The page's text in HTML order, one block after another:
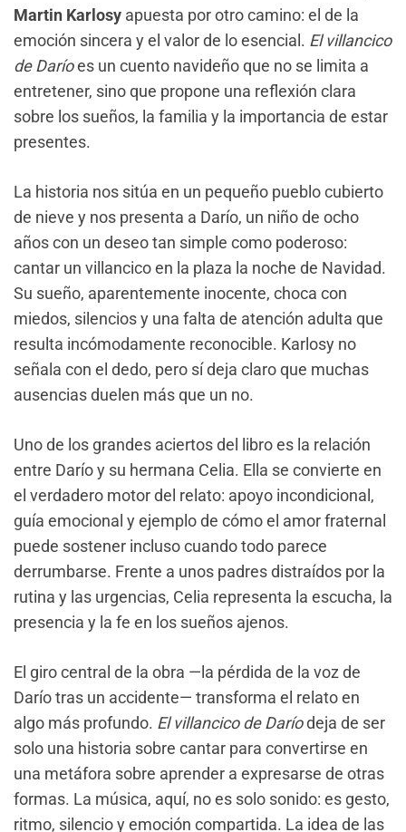
Martin Karlosy apuesta por otro camino: el de la
emoción sincera y el valor de lo esencial. El villancico
de Daríoes un cuento navideño que no se limita a
entretener, sino que propone una reflexión clara
sobre los sueños, la familia y la importancia de estar
presentes.
La historia nos sitúa en un pequeño pueblo cubierto
de nieve y nos presenta a Darío, un niño de ocho
años con un deseo tan simple como poderoso:
cantar un villancico en la plaza la noche de Navidad.
Su sueño, aparentemente inocente, choca con
miedos, silencios y una falta de atención adulta que
resulta incómodamente reconocible. Karlosy no
señala con el dedo, pero sí deja claro que muchas
ausencias duelen más que un no.
Uno de los grandes aciertos del libro es la relación
entre Darío y su hermana Celia. Ella se convierte en
el verdadero motor del relato: apoyo incondicional,
guía emocional y ejemplo de cómo el amor fraternal
puede sostener incluso cuando todo parece
derrumbarse. Frente a unos padres distraídos por la
rutina y las urgencias, Celia representa la escucha, la
presencia y la fe en los sueños ajenos.
El giro central de la obra —la pérdida de la voz de
Darío tras un accidente— transforma el relato en
algo más profundo. El villancico de Daríodeja de ser
solo una historia sobre cantar para convertirse en
una metáfora sobre aprender a expresarse de otras
formas. La música, aquí, no es solo sonido: es gesto,
ritmo, silencio y emoción compartida. La idea de las